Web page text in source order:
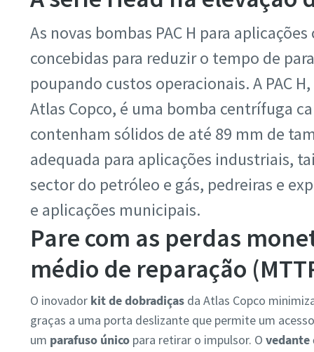
As novas bombas PAC H para
concebidas para reduzir o tempo de
poupando custos operacionais. A PAC
Atlas Copco, é uma bomba centrífuga
contenham sólidos de até 89 mm de
adequada para aplicações industriais,
sector do petróleo e gás, pedreiras e
e aplicações municipais.
Pare com as perdas
médio de reparação
O inovador kit de dobradiças da Atlas Copco
graças a uma porta deslizante que permite um
um parafuso único para retirar o impulsor. O